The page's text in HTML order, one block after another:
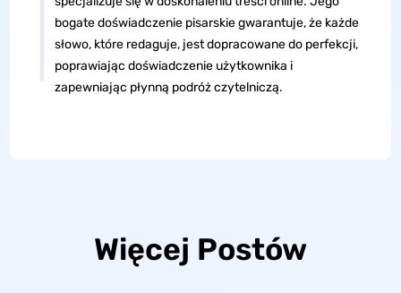
bogate doświadczenie pisarskie gwarantuje, że każde
słowo, które redaguje, jest dopracowane do perfekcji,
poprawiając doświadczenie użytkownika i
zapewniając płynną podróż czytelniczą.
Więcej Postów